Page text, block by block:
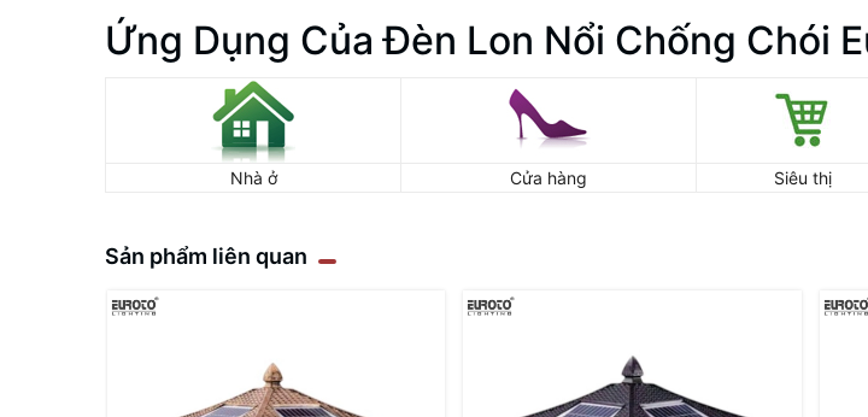
Ứng Dụng Của Đèn Lon Nổi Chống Chói
Nhà ở Cửa hàng Siêu thị
Sản phẩm liên quan